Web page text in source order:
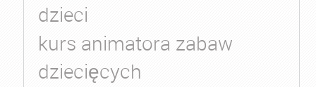
dzieci
kurs animatora zabaw
dziecięcych